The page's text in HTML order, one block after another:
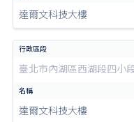
達爾文科技大樓
臺北市內湖區西湖段四小
達爾文科技大樓